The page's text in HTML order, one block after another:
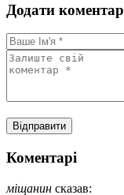
Додати коментар
Коментарі
міщанин сказав: